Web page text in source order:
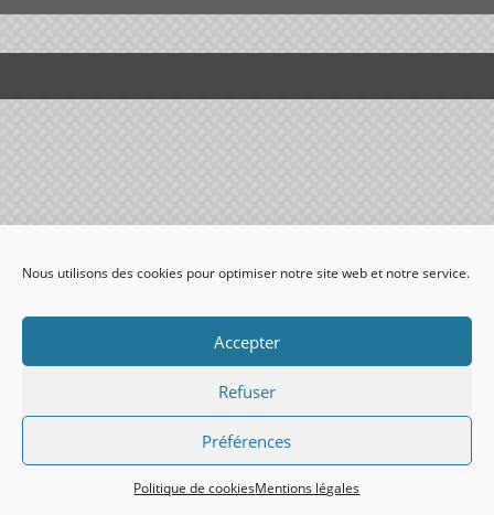
Nous utilisons des cookies pour optimiser notre site web et notre service.
Accepter
Refuser
Préférences
Politique de cookiesMentions légales